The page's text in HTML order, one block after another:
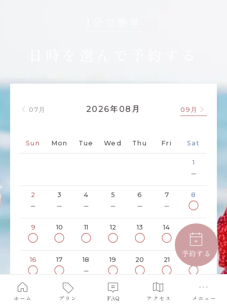
ホーム プラン FAQ アクセス メニュー
予約する
2026年 08 月
07月 09月
Sun Mon Tue Wed Thu Fri Sat
1
－
2
－
3
－
4
－
5
－
6
－
7
－
8
◯
9
◯
10
◯
11
◯
12
◯
13
◯
14
◯ ◯
16
◯
17
◯
18
－
19
◯
20
◯
21
◯ ◯
◯ ◯
26
◯
28
◯ ◯